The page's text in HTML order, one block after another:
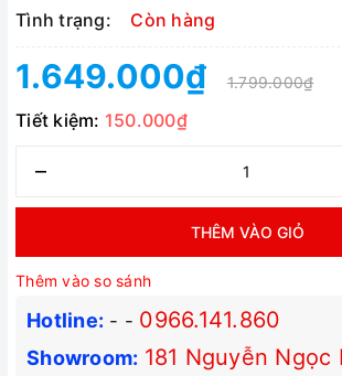
Tình trạng:
Còn hàng
1.649.000₫ 1.799.000₫
Tiết kiệm: 150.000₫
–
THÊM VÀO GIỎ
Thêm vào so sánh
Hotline: - - 0966.141.860
Showroom: 181 Nguyễn Ngọc